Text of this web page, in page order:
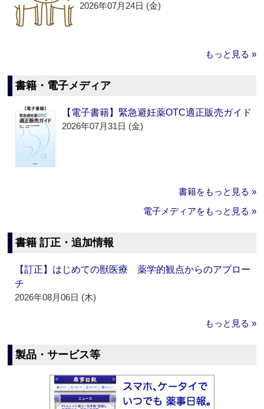
2026年07月24日 (金)
もっと見る »
書籍・電子メディア
【電子書籍】緊急避妊薬OTC適正販売ガイド
2026年07月31日 (金)
書籍をもっと見る »
電子メディアをもっと見る »
書籍 訂正・追加情報
【訂正】はじめての獣医療 薬学的観点からのアプロー
チ
2026年08月06日 (木)
もっと見る »
製品・サービス等